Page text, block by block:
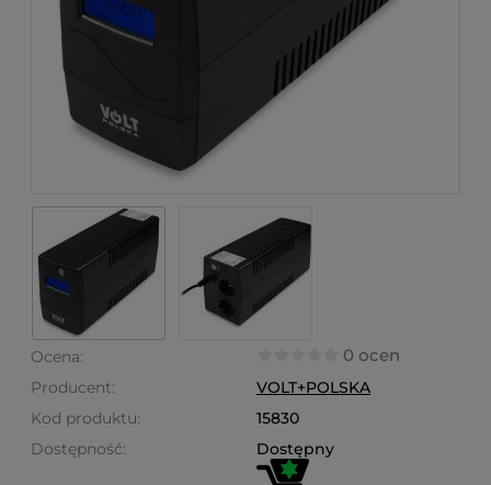
Ocena: 0 ocen
Producent:
VOLT+POLSKA
Kod produktu:
15830
Dostępność:
Dostępny